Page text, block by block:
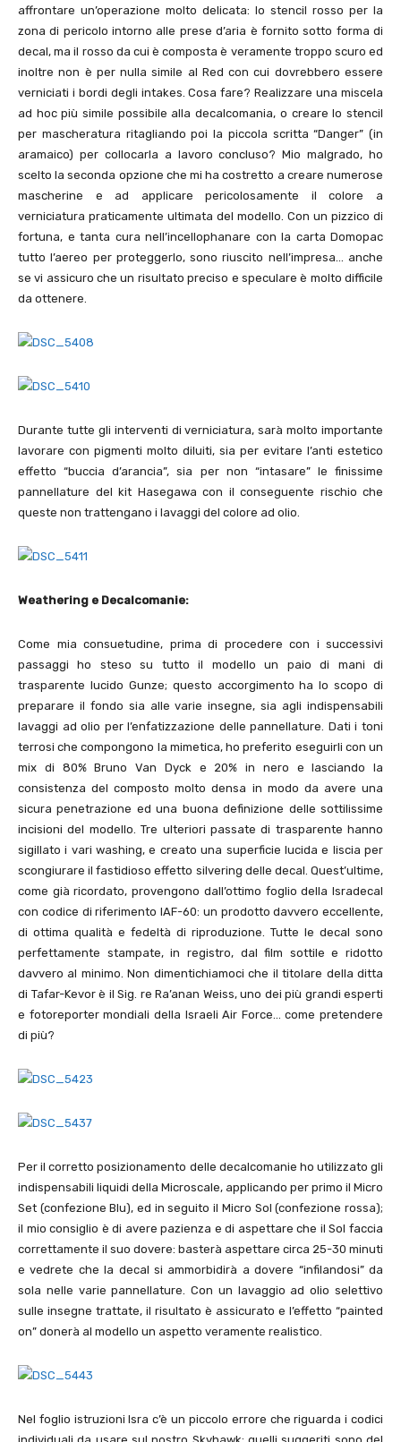
affrontare un’operazione molto delicata: lo stencil rosso per la
zona di pericolo intorno alle prese d’aria è fornito sotto forma di
decal, ma il rosso da cui è composta è veramente troppo scuro ed
inoltre non è per nulla simile al Red con cui dovrebbero essere
verniciati i bordi degli intakes. Cosa fare? Realizzare una miscela
ad hoc più simile possibile alla decalcomania, o creare lo stencil
per mascheratura ritagliando poi la piccola scritta “Danger” (in
aramaico) per collocarla a lavoro concluso? Mio malgrado, ho
scelto la seconda opzione che mi ha costretto a creare numerose
mascherine e ad applicare pericolosamente il colore a
verniciatura praticamente ultimata del modello. Con un pizzico di
fortuna, e tanta cura nell’incellophanare con la carta Domopac
tutto l’aereo per proteggerlo, sono riuscito nell’impresa… anche
se vi assicuro che un risultato preciso e speculare è molto difficile
da ottenere.
Durante tutte gli interventi di verniciatura, sarà molto importante
lavorare con pigmenti molto diluiti, sia per evitare l’anti estetico
effetto “buccia d’arancia”, sia per non “intasare” le finissime
pannellature del kit Hasegawa con il conseguente rischio che
queste non trattengano i lavaggi del colore ad olio.
Weathering e Decalcomanie:
Come mia consuetudine, prima di procedere con i successivi
passaggi ho steso su tutto il modello un paio di mani di
trasparente lucido Gunze; questo accorgimento ha lo scopo di
preparare il fondo sia alle varie insegne, sia agli indispensabili
lavaggi ad olio per l’enfatizzazione delle pannellature. Dati i toni
terrosi che compongono la mimetica, ho preferito eseguirli con un
mix di 80% Bruno Van Dyck e 20% in nero e lasciando la
consistenza del composto molto densa in modo da avere una
sicura penetrazione ed una buona definizione delle sottilissime
incisioni del modello. Tre ulteriori passate di trasparente hanno
sigillato i vari washing, e creato una superficie lucida e liscia per
scongiurare il fastidioso effetto silvering delle decal. Quest’ultime,
come già ricordato, provengono dall’ottimo foglio della Isradecal
con codice di riferimento IAF-60: un prodotto davvero eccellente,
di ottima qualità e fedeltà di riproduzione. Tutte le decal sono
perfettamente stampate, in registro, dal film sottile e ridotto
davvero al minimo. Non dimentichiamoci che il titolare della ditta
di Tafar-Kevor è il Sig. re Ra’anan Weiss, uno dei più grandi esperti
e fotoreporter mondiali della Israeli Air Force… come pretendere
di più?
Per il corretto posizionamento delle decalcomanie ho utilizzato gli
indispensabili liquidi della Microscale, applicando per primo il Micro
Set (confezione Blu), ed in seguito il Micro Sol (confezione rossa);
il mio consiglio è di avere pazienza e di aspettare che il Sol faccia
correttamente il suo dovere: basterà aspettare circa 25-30 minuti
e vedrete che la decal si ammorbidirà a dovere “infilandosi” da
sola nelle varie pannellature. Con un lavaggio ad olio selettivo
sulle insegne trattate, il risultato è assicurato e l’effetto “painted
on” donerà al modello un aspetto veramente realistico.
Nel foglio istruzioni Isra c’è un piccolo errore che riguarda i codici